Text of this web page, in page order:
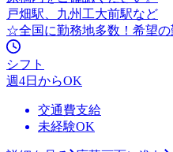
戸畑駅、九州工大前駅など
☆全国に勤務地多数！希望
シフト
週4日からOK
交通費支給
未経験OK